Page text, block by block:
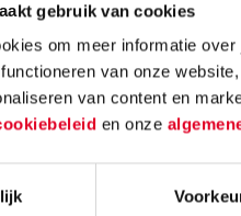
gebruik van cookies
om meer informatie
van onze
van content en
en onze
De juf
gevraagd thuis
hem aan de slag
Graag wil ik
oefenboek bij
beste voor hem